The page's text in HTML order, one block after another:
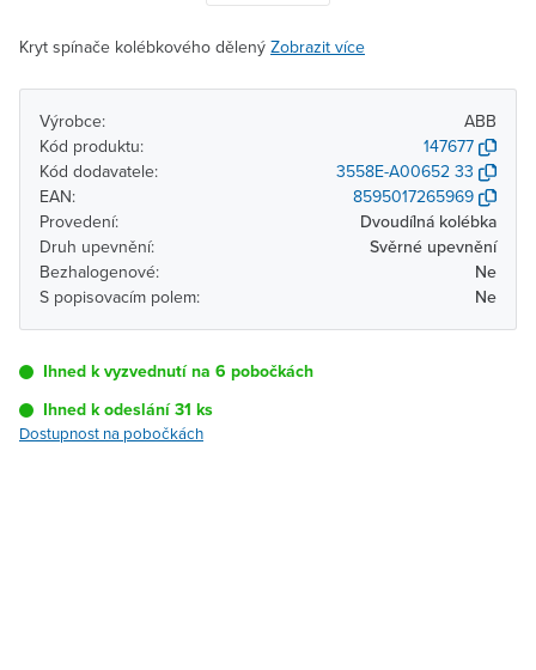
Kryt spínače kolébkového dělený Zobrazit více
Výrobce:
ABB
Kód produktu:
147677
Kód dodavatele:
3558E-A00652 33
EAN:
8595017265969
Provedení:
Dvoudílná kolébka
Druh upevnění:
Svěrné upevnění
Bezhalogenové:
Ne
S popisovacím polem:
Ne
Ihned k vyzvednutí na 6 pobočkách
Ihned k odeslání 31 ks
Dostupnost na pobočkách